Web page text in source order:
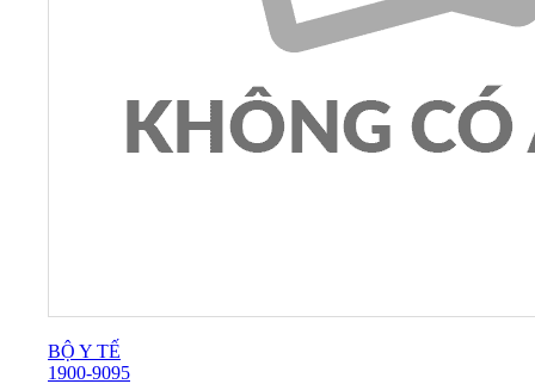
BỘ Y TẾ
1900-9095